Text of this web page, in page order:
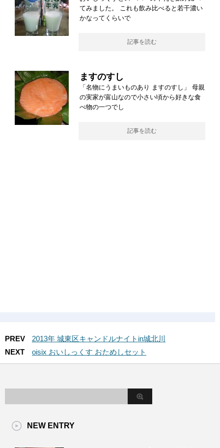
てみました。 これも飲み比べると若干濃い
かなってくらいで
記事を読む
ますのすし
「名物にうまいものあり ますのすし」 母親
の実家が富山なので小さい頃から好きな食
べ物の一つでし
記事を読む
PREV
2013年 城東区キャンドルナイトin城北川
NEXT
oisix おいしっくす おためしセット
NEW ENTRY